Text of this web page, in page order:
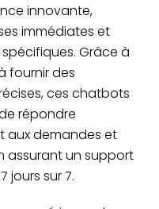
innovante,
immédiates et
Grâce à
fournir des
ces chatbots
répondre
aux demandes et
assurant un support
jours sur 7.